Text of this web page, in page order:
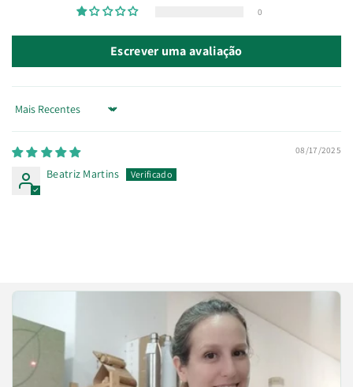
0
Escrever uma avaliação
Sort by
08/17/2025
Beatriz Martins